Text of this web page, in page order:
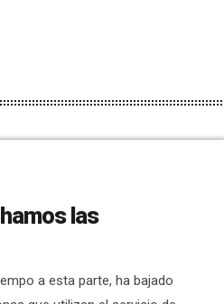
las
a esta parte, ha bajado